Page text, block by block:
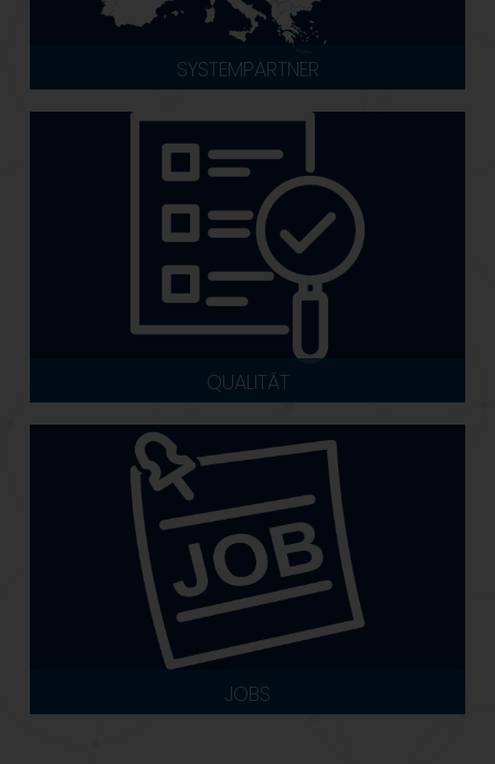
SYSTEMPARTNER
QUALITÄT
JOBS